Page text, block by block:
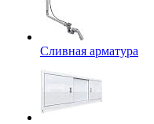
Сливная арматура